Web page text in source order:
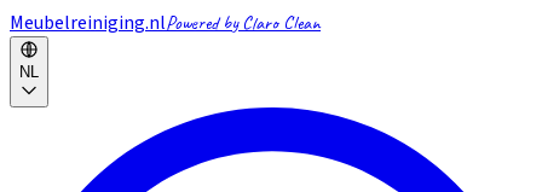
Meubelreiniging.nlPowered by Claro Clean
NL